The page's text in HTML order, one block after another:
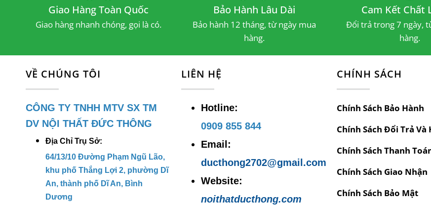
Giao Hàng Toàn Quốc
Giao hàng nhanh chóng, gọi là có.
Bảo Hành Lâu Dài
Bảo hành 12 tháng, từ ngày mua
hàng.
Cam Kết Chất
Đổi trả trong 7 ngày,
hàng.
VỀ CHÚNG TÔI
CÔNG TY TNHH MTV SX TM
DV NỘI THẤT ĐỨC THÔNG
Địa Chỉ Trụ Sở:
64/13/10 Đường Phạm Ngũ Lão,
khu phố Thắng Lợi 2, phường Dĩ
An, thành phố Dĩ An, Bình
Dương
LIÊN HỆ
Hotline:
0909 855 844
Email:
ducthong2702@gmail.com
Website:
noithatducthong.com
CHÍNH SÁCH
Chính Sách Bảo Hành
Chính Sách Đổi Trả Và
Chính Sách Thanh
Chính Sách Giao Nhận
Chính Sách Bảo Mật